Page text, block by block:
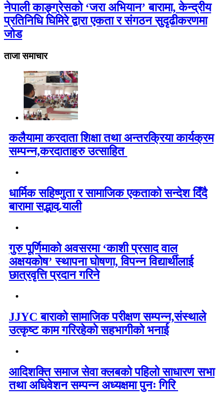
नेपाली काङ्ग्रेसको ‘जरा अभियान’ बारामा, केन्द्रीय
प्रतिनिधि घिमिरे द्वारा एकता र संगठन सुदृढीकरणमा
जोड
ताजा समाचार
कलैयामा करदाता शिक्षा तथा अन्तरक्रिया कार्यक्रम
सम्पन्न,करदाताहरु उत्साहित
धार्मिक सहिष्णुता र सामाजिक एकताको सन्देश दिँदै
बारामा सद्भाव र्‍याली
गुरु पूर्णिमाको अवसरमा ‘काशी प्रसाद वाल
अक्षयकोष’ स्थापना घोषणा, विपन्न विद्यार्थीलाई
छात्रवृत्ति प्रदान गरिने
JJYC बाराको सामाजिक परीक्षण सम्पन्न,संस्थाले
उत्कृष्ट काम गरिरहेको सहभागीको भनाई
आदिशक्ति समाज सेवा क्लबको पहिलो साधारण सभा
तथा अधिवेशन सम्पन्न अध्यक्षमा पुनः गिरि